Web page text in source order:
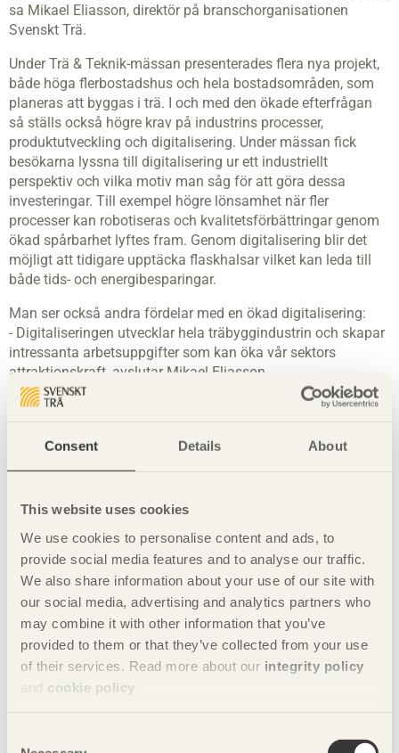
Consent Details About
This website uses cookies
We use cookies to personalise content and ads, to
provide social media features and to analyse our traffic.
We also share information about your use of our site with
our social media, advertising and analytics partners who
may combine it with other information that you’ve
provided to them or that they’ve collected from your use
of their services. Read more about our integrity policy
and cookie policy
sa Mikael Eliasson, direktör på branschorganisationen
Svenskt Trä.
Under Trä & Teknik-mässan presenterades flera nya projekt,
både höga flerbostadshus och hela bostadsområden, som
planeras att byggas i trä. I och med den ökade efterfrågan
så ställs också högre krav på industrins processer,
produktutveckling och digitalisering. Under mässan fick
besökarna lyssna till digitalisering ur ett industriellt
perspektiv och vilka motiv man såg för att göra dessa
investeringar. Till exempel högre lönsamhet när fler
processer kan robotiseras och kvalitetsförbättringar genom
ökad spårbarhet lyftes fram. Genom digitalisering blir det
möjligt att tidigare upptäcka flaskhalsar vilket kan leda till
både tids- och energibesparingar.
Man ser också andra fördelar med en ökad digitalisering:
- Digitaliseringen utvecklar hela träbyggindustrin och skapar
intressanta arbetsuppgifter som kan öka vår sektors
attraktionskraft, avslutar Mikael Eliasson.
Pressbilder
För mer information:
Susanne Rudenstam, chef, Sveriges Träbyggnadskansli
+46 8 762 72 73,
susanne.rudenstam@trabyggnadskansliet.se
Presskontakt:
Camilla Carlsson, kommunikationschef, Svenskt Trä
+46 8 762 79 65, camilla.carlsson@svenskttra.se
Nyckelord